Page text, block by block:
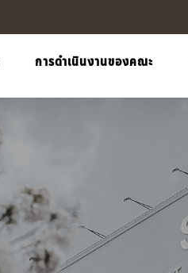
การดำเนินงานของคณะ